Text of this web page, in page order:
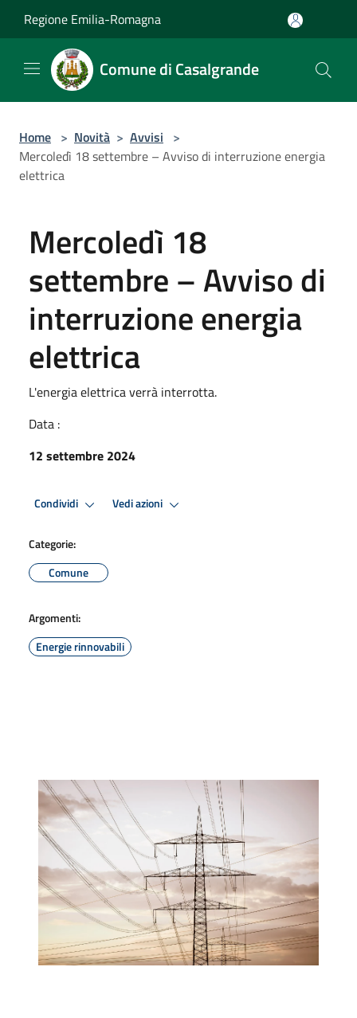
Regione Emilia-Romagna
Comune di Casalgrande
Home > Novità > Avvisi >
Mercoledì 18 settembre – Avviso di interruzione energia
elettrica
Mercoledì 18
settembre – Avviso di
interruzione energia
elettrica
L'energia elettrica verrà interrotta.
Data :
12 settembre 2024
Condividi Vedi azioni
Categorie:
Comune
Argomenti:
Energie rinnovabili